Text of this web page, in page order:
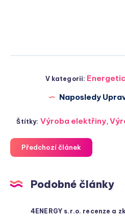
V kategorii:
Naposledy
Štítky: Výroba elektřiny,
Předchozí článek
Podobné články
4ENERGY s.r.o. recenze a